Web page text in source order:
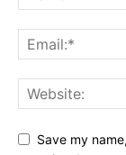
Save my